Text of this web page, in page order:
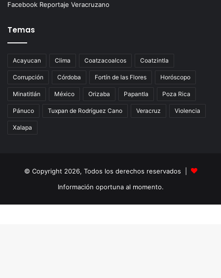
Facebook Reportaje Veracruzano
Temas
Acayucan Clima Coatzacoalcos Coatzintla
Corrupción Córdoba Fortín de las Flores Horóscopo
Minatitlán México Orizaba Papantla Poza Rica
Pánuco Tuxpan de Rodríguez Cano Veracruz Violencia
Xalapa
© Copyright 2026, Todos los derechos reservados |
Información oportuna al momento.